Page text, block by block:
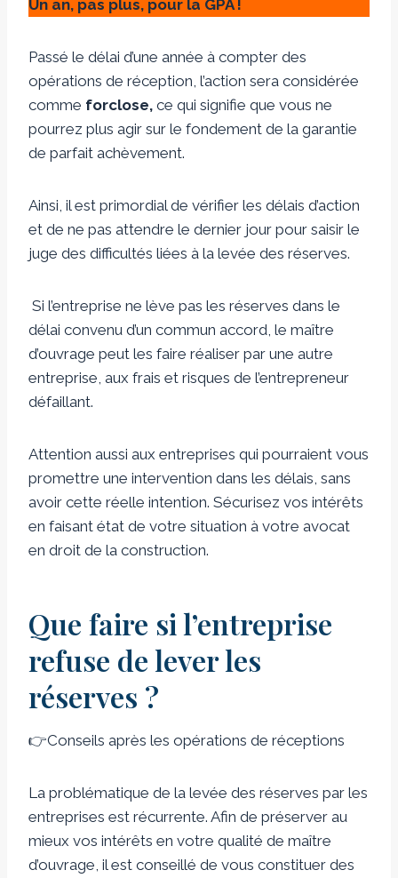
Un an, pas plus, pour la GPA !
Passé le délai d’une année à compter des
opérations de réception, l’action sera considérée
comme forclose, ce qui signifie que vous ne
pourrez plus agir sur le fondement de la garantie
de parfait achèvement.
Ainsi, il est primordial de vérifier les délais d’action
et de ne pas attendre le dernier jour pour saisir le
juge des difficultés liées à la levée des réserves.
Si l’entreprise ne lève pas les réserves dans le
délai convenu d’un commun accord, le maître
d’ouvrage peut les faire réaliser par une autre
entreprise, aux frais et risques de l’entrepreneur
défaillant.
Attention aussi aux entreprises qui pourraient vous
promettre une intervention dans les délais, sans
avoir cette réelle intention. Sécurisez vos intérêts
en faisant état de votre situation à votre avocat
en droit de la construction.
Que faire si l’entreprise
refuse de lever les
réserves ?
👉Conseils après les opérations de réceptions
La problématique de la levée des réserves par les
entreprises est récurrente. Afin de préserver au
mieux vos intérêts en votre qualité de maître
d’ouvrage, il est conseillé de vous constituer des